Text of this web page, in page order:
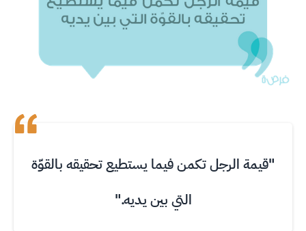
"قيمة الرجل تكمن فيما يستطيع تحقيقه بالقوّة
التي بين يديه."